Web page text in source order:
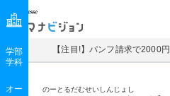
マナビジョン
【注目!】パンフ請求で2000
のーとるだむせいしんじょし
学部
学科
オー